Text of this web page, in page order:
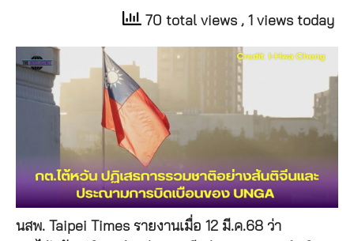
70 total views , 1 views today
นสพ. Taipei Times รายงานเมื่อ 12 มี.ค.68 ว่า